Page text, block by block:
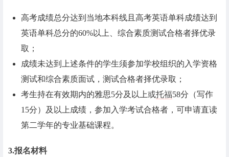
高考成绩总分达到当地本科线且高考英语单科成绩达到
英语单科总分的60%以上、综合素质测试合格者择优录
取；
成绩未达到上述条件的学生须参加学校组织的入学资格
测试和综合素质面试，测试合格者择优录取；
考生持在有效期内的雅思5分及以上或托福58分（写作
15分）及以上成绩，参加入学考试合格者，可申请直读
第二学年的专业基础课程。
3.报名材料